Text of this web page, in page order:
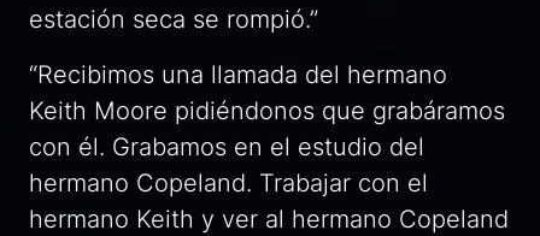
estación seca se rompió.”
“Recibimos una llamada del hermano
Keith Moore pidiéndonos que grabáramos
con él. Grabamos en el estudio del
hermano Copeland. Trabajar con el
hermano Keith y ver al hermano Copeland